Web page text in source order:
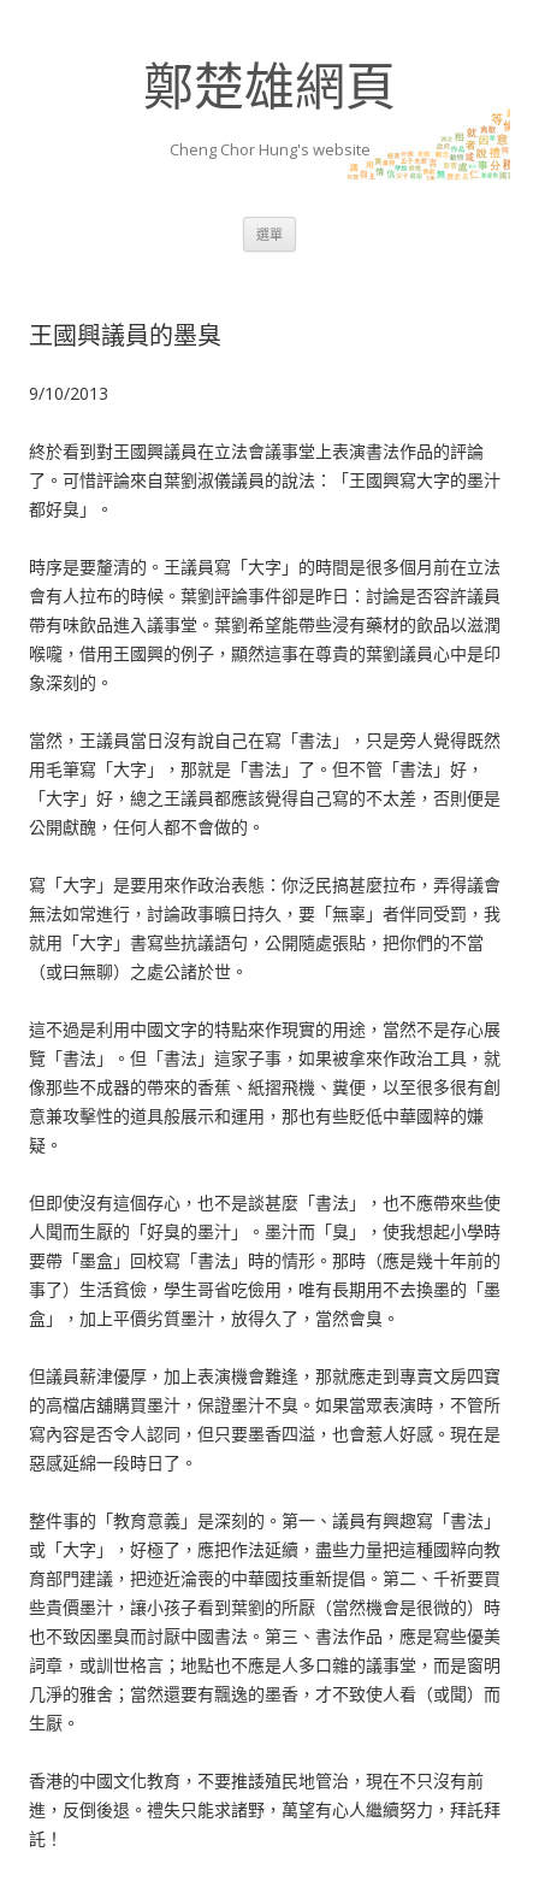
鄭楚雄網頁
Cheng Chor Hung's website
選單
王國興議員的墨臭
9/10/2013
終於看到對王國興議員在立法會議事堂上表演書法作品的評論
了。可惜評論來自葉劉淑儀議員的說法：「王國興寫大字的墨汁
都好臭」。
時序是要釐清的。王議員寫「大字」的時間是很多個月前在立法
會有人拉布的時候。葉劉評論事件卻是昨日：討論是否容許議員
帶有味飲品進入議事堂。葉劉希望能帶些浸有藥材的飲品以滋潤
喉嚨，借用王國興的例子，顯然這事在尊貴的葉劉議員心中是印
象深刻的。
當然，王議員當日沒有說自己在寫「書法」，只是旁人覺得既然
用毛筆寫「大字」，那就是「書法」了。但不管「書法」好，
「大字」好，總之王議員都應該覺得自己寫的不太差，否則便是
公開獻醜，任何人都不會做的。
寫「大字」是要用來作政治表態：你泛民搞甚麼拉布，弄得議會
無法如常進行，討論政事曠日持久，要「無辜」者伴同受罰，我
就用「大字」書寫些抗議語句，公開隨處張貼，把你們的不當
（或曰無聊）之處公諸於世。
這不過是利用中國文字的特點來作現實的用途，當然不是存心展
覽「書法」。但「書法」這家子事，如果被拿來作政治工具，就
像那些不成器的帶來的香蕉、紙摺飛機、糞便，以至很多很有創
意兼攻擊性的道具般展示和運用，那也有些貶低中華國粹的嫌
疑。
但即使沒有這個存心，也不是談甚麼「書法」，也不應帶來些使
人聞而生厭的「好臭的墨汁」。墨汁而「臭」，使我想起小學時
要帶「墨盒」回校寫「書法」時的情形。那時（應是幾十年前的
事了）生活貧儉，學生哥省吃儉用，唯有長期用不去換墨的「墨
盒」，加上平價劣質墨汁，放得久了，當然會臭。
但議員薪津優厚，加上表演機會難逢，那就應走到專賣文房四寶
的高檔店舖購買墨汁，保證墨汁不臭。如果當眾表演時，不管所
寫內容是否令人認同，但只要墨香四溢，也會惹人好感。現在是
惡感延綿一段時日了。
整件事的「教育意義」是深刻的。第一、議員有興趣寫「書法」
或「大字」，好極了，應把作法延續，盡些力量把這種國粹向教
育部門建議，把迹近淪喪的中華國技重新提倡。第二、千祈要買
些貴價墨汁，讓小孩子看到葉劉的所厭（當然機會是很微的）時
也不致因墨臭而討厭中國書法。第三、書法作品，應是寫些優美
詞章，或訓世格言；地點也不應是人多口雜的議事堂，而是窗明
几淨的雅舍；當然還要有飄逸的墨香，才不致使人看（或聞）而
生厭。
香港的中國文化教育，不要推諉殖民地管治，現在不只沒有前
進，反倒後退。禮失只能求諸野，萬望有心人繼續努力，拜託拜
託！